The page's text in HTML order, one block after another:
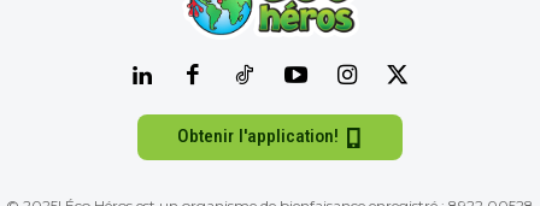
Obtenir l'application!